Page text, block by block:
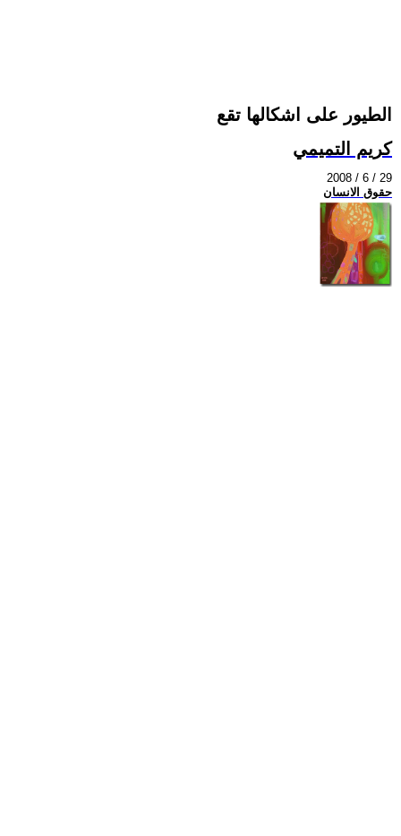
الطيور على اشكالها تقع
كريم التميمي
2008 / 6 / 29
حقوق الانسان